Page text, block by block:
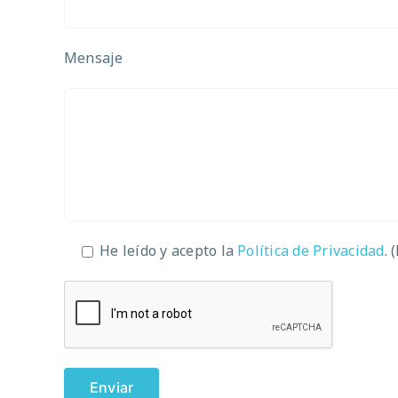
Mensaje
He leído y acepto la Política de Privacidad.